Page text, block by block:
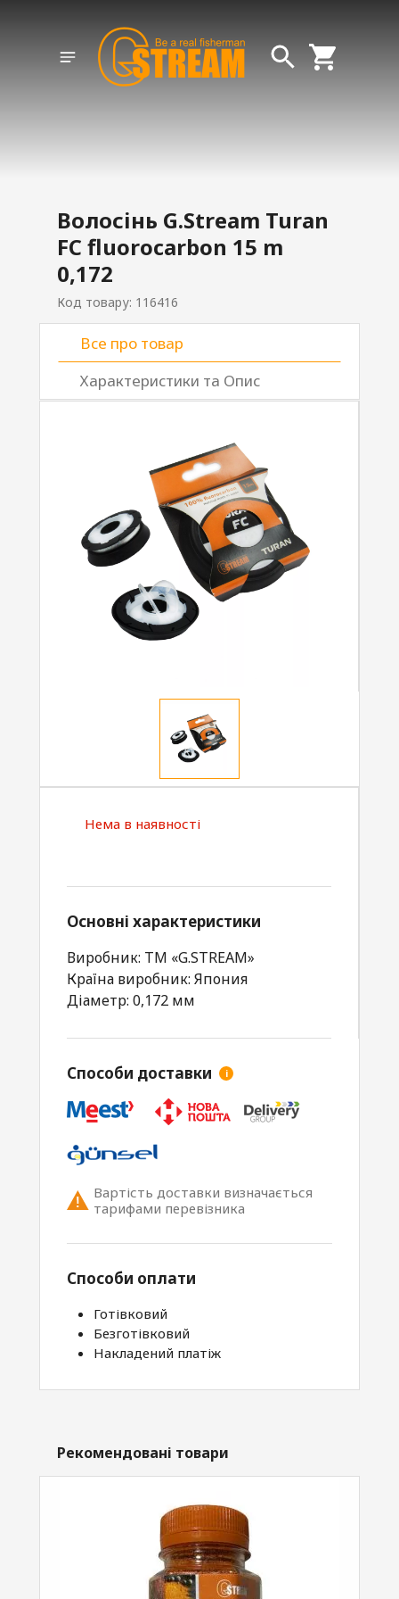
Волосінь G.Stream Turan
FC fluorocarbon 15 m
0,172
Код товару: 116416
Все про товар
Характеристики та Опис
Нема в наявності
Основні характеристики
Виробник: TM «G.STREAM»
Країна виробник: Япония
Діаметр: 0,172 мм
Способи доставки i
Вартість доставки визначається
тарифами перевізника
Способи оплати
Готівковий
Безготівковий
Накладений платіж
Рекомендовані товари